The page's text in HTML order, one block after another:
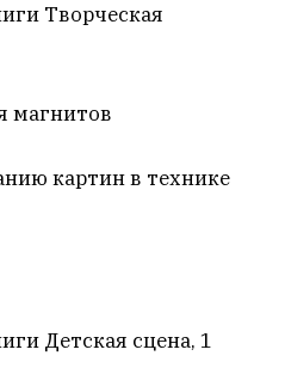
Творческая
магнитов
картин в технике
Детская сцена, 1